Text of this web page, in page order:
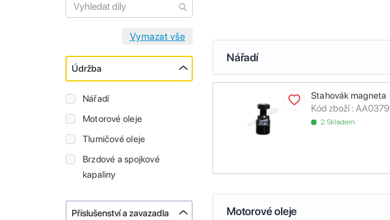
Údržba
Nářadí
Motorové oleje
Tlumičové oleje
Brzdové a spojkové
kapaliny
Příslušenství a zavazadla
Nářadí
Stahovák magneta
Kód zboží : AA0379
2 Skladem
Motorové oleje